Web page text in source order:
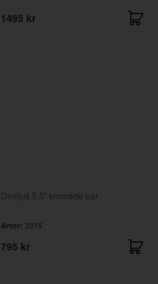
1495 kr
Dimljus 5,5" kromade par
Artnr: 2315
795 kr